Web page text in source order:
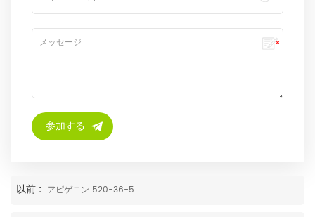
以前 : アピゲニン 520-36-5